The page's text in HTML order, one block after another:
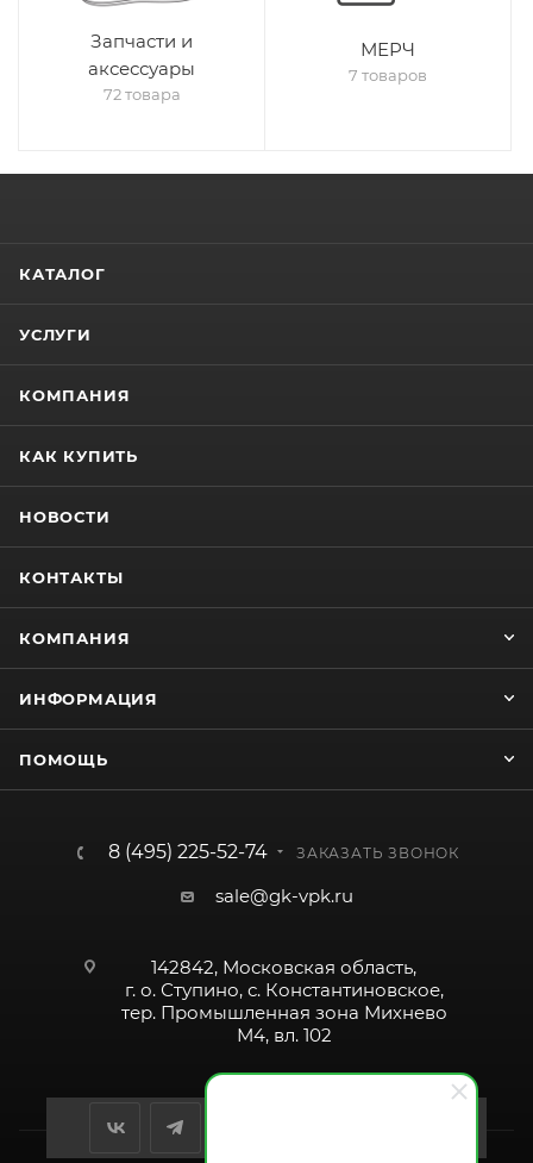
Запчасти и
аксессуары
72 товара
МЕРЧ
7 товаров
КАТАЛОГ
УСЛУГИ
КОМПАНИЯ
КАК КУПИТЬ
НОВОСТИ
КОНТАКТЫ
КОМПАНИЯ
ИНФОРМАЦИЯ
ПОМОЩЬ
8 (495) 225-52-74 ЗАКАЗАТЬ ЗВОНОК
sale@gk-vpk.ru
142842, Московская область,
г. о. Ступино, с. Константиновское,
тер. Промышленная зона Михнево
М4, вл. 102